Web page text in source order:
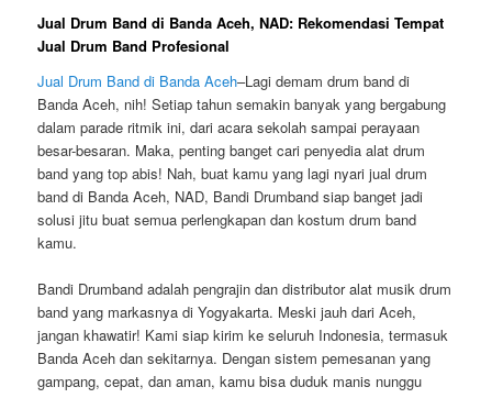
Jual Drum Band di Banda Aceh, NAD: Rekomendasi Tempat
Jual Drum Band Profesional
Jual Drum Band di Banda Aceh–Lagi demam drum band di
Banda Aceh, nih! Setiap tahun semakin banyak yang bergabung
dalam parade ritmik ini, dari acara sekolah sampai perayaan
besar-besaran. Maka, penting banget cari penyedia alat drum
band yang top abis! Nah, buat kamu yang lagi nyarijual drum
band di Banda Aceh, NAD, Bandi Drumband siap banget jadi
solusi jitu buat semua perlengkapan dan kostum drum band
kamu.
Bandi Drumband adalah pengrajin dan distributor alat musik drum
band yang markasnya di Yogyakarta. Meski jauh dari Aceh,
jangan khawatir! Kami siap kirim ke seluruh Indonesia, termasuk
Banda Aceh dan sekitarnya. Dengan sistem pemesanan yang
gampang, cepat, dan aman, kamu bisa duduk manis nunggu